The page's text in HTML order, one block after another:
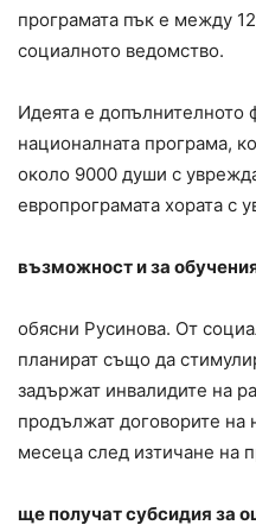
програмата пък е между
социалното ведомство.
Идеята е допълнителното
националната програма,
около 9000 души с
европрограмата хората с
възможност и за
обясни Русинова. От
планират също да
задържат инвалидите на
продължат договорите на
месеца след изтичане на
ще получат субсидия за